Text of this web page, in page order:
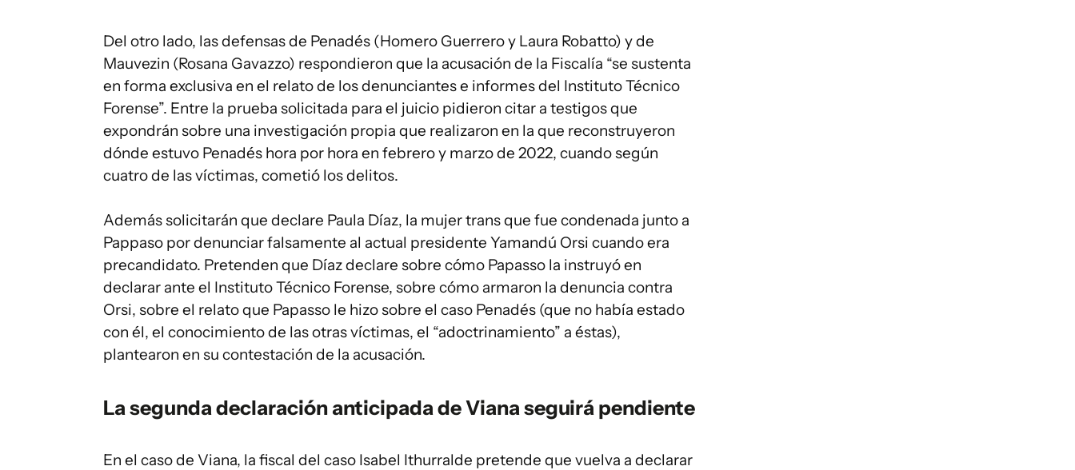
Del otro lado, las defensas de Penadés (Homero Guerrero y Laura Robatto) y de
Mauvezin (Rosana Gavazzo) respondieron que la acusación de la Fiscalía “se sustenta
en forma exclusiva en el relato de los denunciantes e informes del Instituto Técnico
Forense”. Entre la prueba solicitada para el juicio pidieron citar a testigos que
expondrán sobre una investigación propia que realizaron en la que reconstruyeron
dónde estuvo Penadés hora por hora en febrero y marzo de 2022, cuando según
cuatro de las víctimas, cometió los delitos.
Además solicitarán que declare Paula Díaz, la mujer trans que fue condenada junto a
Pappaso por denunciar falsamente al actual presidente Yamandú Orsi cuando era
precandidato. Pretenden que Díaz declare sobre cómo Papasso la instruyó en
declarar ante el Instituto Técnico Forense, sobre cómo armaron la denuncia contra
Orsi, sobre el relato que Papasso le hizo sobre el caso Penadés (que no había estado
con él, el conocimiento de las otras víctimas, el “adoctrinamiento” a éstas),
plantearon en su contestación de la acusación.
La segunda declaración anticipada de Viana seguirá pendiente
En el caso de Viana, la fiscal del caso Isabel Ithurralde pretende que vuelva a declarar